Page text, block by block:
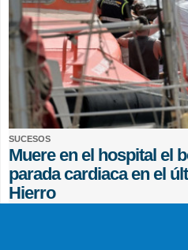
SUCESOS
Muere en el hospital el
parada cardiaca en el
Hierro